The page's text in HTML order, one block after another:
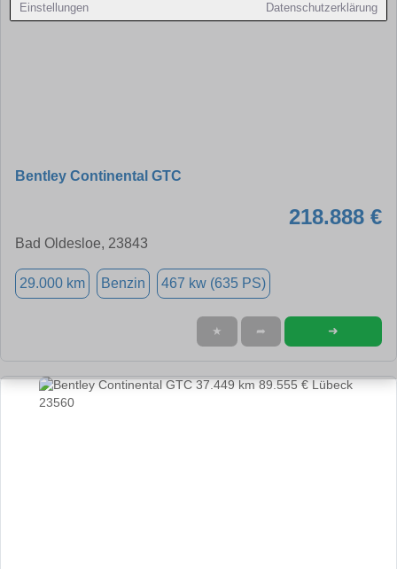
Einstellungen Datenschutzerklärung
Bentley Continental GTC
218.888 €
Bad Oldesloe, 23843
29.000 km Benzin 467 kw (635 PS)
★ ➦ ➜